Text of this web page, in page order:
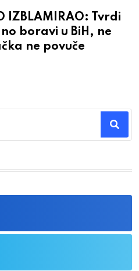
IZBLAMIRAO: Tvrdi
boravi u BiH, ne
ne povuče
results.